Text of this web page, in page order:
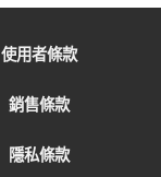
使用者條款
銷售條款
隱私條款